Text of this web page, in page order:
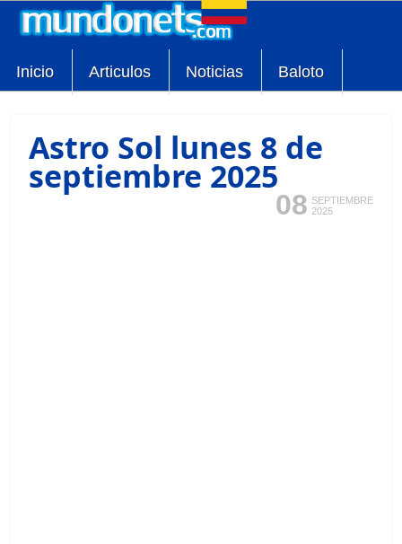
Inicio Articulos Noticias Baloto
Astro Sol lunes 8 de
septiembre 2025
08 SEPTIEMBRE
2025